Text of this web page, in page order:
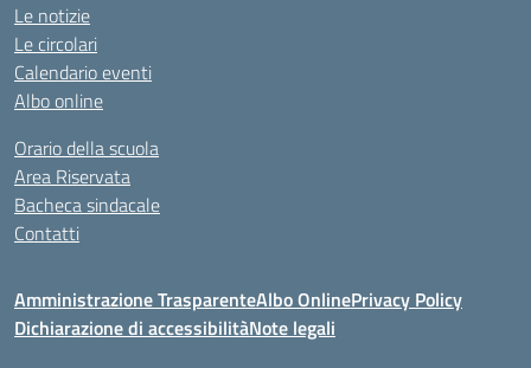
Le notizie
Le circolari
Calendario eventi
Albo online
Orario della scuola
Area Riservata
Bacheca sindacale
Contatti
Amministrazione TrasparenteAlbo OnlinePrivacy Policy
Dichiarazione di accessibilitàNote legali